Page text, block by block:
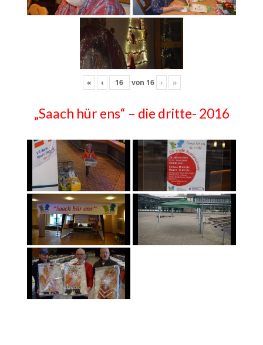
« ‹ von 16 › »
„Saach hür ens“ – die dritte- 2016